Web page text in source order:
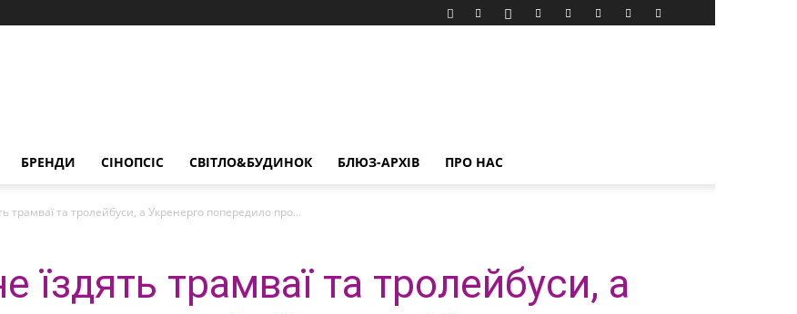
БРЕНДИ СІНОПСІС СВІТЛО&БУДИНОК БЛЮЗ-АРХІВ ПРО НАС
трамваї та тролейбуси, а Укренерго попередило про...
їздять трамваї та тролейбуси, а